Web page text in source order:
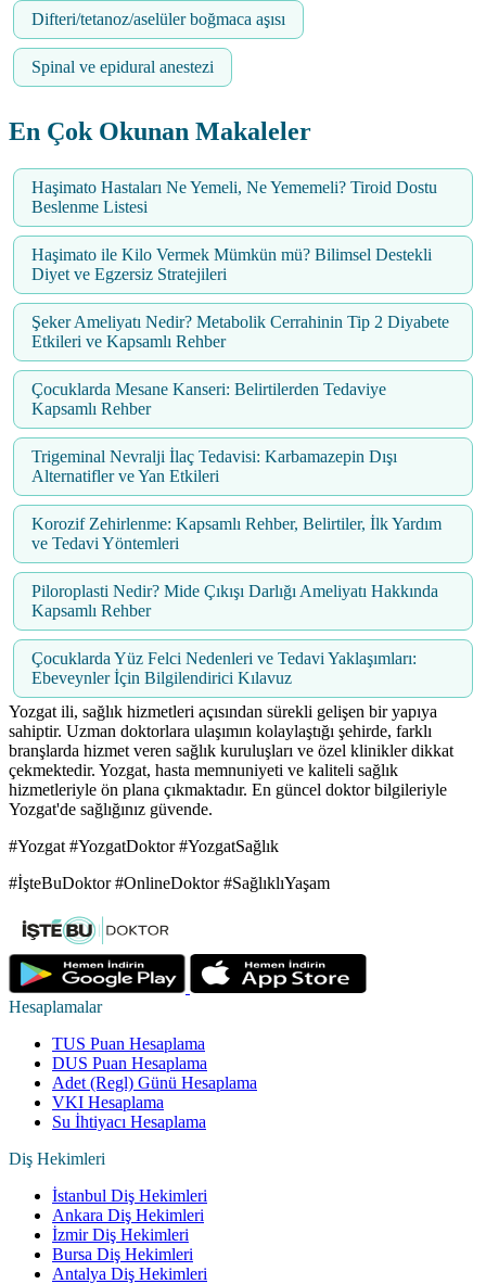
Difteri/tetanoz/aselüler boğmaca aşısı
Spinal ve epidural anestezi
En Çok Okunan Makaleler
Haşimato Hastaları Ne Yemeli, Ne Yememeli? Tiroid Dostu
Beslenme Listesi
Haşimato ile Kilo Vermek Mümkün mü? Bilimsel Destekli
Diyet ve Egzersiz Stratejileri
Şeker Ameliyatı Nedir? Metabolik Cerrahinin Tip 2 Diyabete
Etkileri ve Kapsamlı Rehber
Çocuklarda Mesane Kanseri: Belirtilerden Tedaviye
Kapsamlı Rehber
Trigeminal Nevralji İlaç Tedavisi: Karbamazepin Dışı
Alternatifler ve Yan Etkileri
Korozif Zehirlenme: Kapsamlı Rehber, Belirtiler, İlk Yardım
ve Tedavi Yöntemleri
Piloroplasti Nedir? Mide Çıkışı Darlığı Ameliyatı Hakkında
Kapsamlı Rehber
Çocuklarda Yüz Felci Nedenleri ve Tedavi Yaklaşımları:
Ebeveynler İçin Bilgilendirici Kılavuz
Yozgat ili, sağlık hizmetleri açısından sürekli gelişen bir yapıya
sahiptir. Uzman doktorlara ulaşımın kolaylaştığı şehirde, farklı
branşlarda hizmet veren sağlık kuruluşları ve özel klinikler dikkat
çekmektedir. Yozgat, hasta memnuniyeti ve kaliteli sağlık
hizmetleriyle ön plana çıkmaktadır. En güncel doktor bilgileriyle
Yozgat'de sağlığınız güvende.
#Yozgat #YozgatDoktor #YozgatSağlık
#İşteBuDoktor #OnlineDoktor #SağlıklıYaşam
Hesaplamalar
TUS Puan Hesaplama
DUS Puan Hesaplama
Adet (Regl) Günü Hesaplama
VKI Hesaplama
Su İhtiyacı Hesaplama
Diş Hekimleri
İstanbul Diş Hekimleri
Ankara Diş Hekimleri
İzmir Diş Hekimleri
Bursa Diş Hekimleri
Antalya Diş Hekimleri